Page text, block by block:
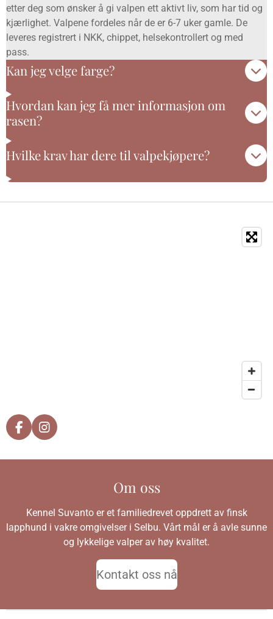
etter deg som ønsker å gi valpen ett aktivt liv, som har tid og
kjærlighet. Valpene fordeles når de er 6-7 uker gamle. De
leveres registrert i NKK, chippet, helsekontrollert og med
pass.
Kan jeg velge farge?
Hvordan kan jeg få mer informasjon om
rasen?
Hvilke krav har dere til valpekjøpere?
F
a
I
n
a
m
Om oss
Kennel Suvanto er et familiedrevet oppdrett av finsk
lapphund i vakre omgivelser i Selbu. Vårt mål er å avle sunne
og lykkelige valper av høy kvalitet.
Kontakt oss nå